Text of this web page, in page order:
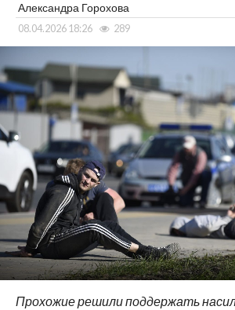
Александра Горохова
08.04.2026 18:26 289
Прохожие решили поддержать